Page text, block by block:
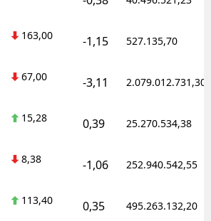
163,00 -1,15 527.135,70
67,00 -3,11 2.079.012.731,30
15,28 0,39 25.270.534,38
8,38 -1,06 252.940.542,55
113,40 0,35 495.263.132,20